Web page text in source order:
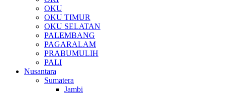
OKU
OKU TIMUR
OKU SELATAN
PALEMBANG
PAGARALAM
PRABUMULIH
PALI
Nusantara
Sumatera
Jambi